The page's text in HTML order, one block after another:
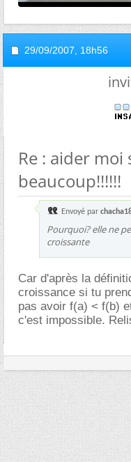
29/09/2007, 18h56
Re : aider moi
beaucoup!!!!!!
Envoyé par
Pourquoi? elle ne
croissante
Car d'après la
croissance si tu
pas avoir f(a) < f(b)
c'est impossible.